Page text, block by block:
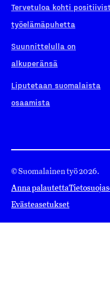
Tervetuloa kohti
työelämäpuhetta
Suunnittelulla on
alkuperänsä
Liputetaan suomalaista
osaamista
© Suomalainen työ 2026.
Anna palautetta
Evästeasetukset